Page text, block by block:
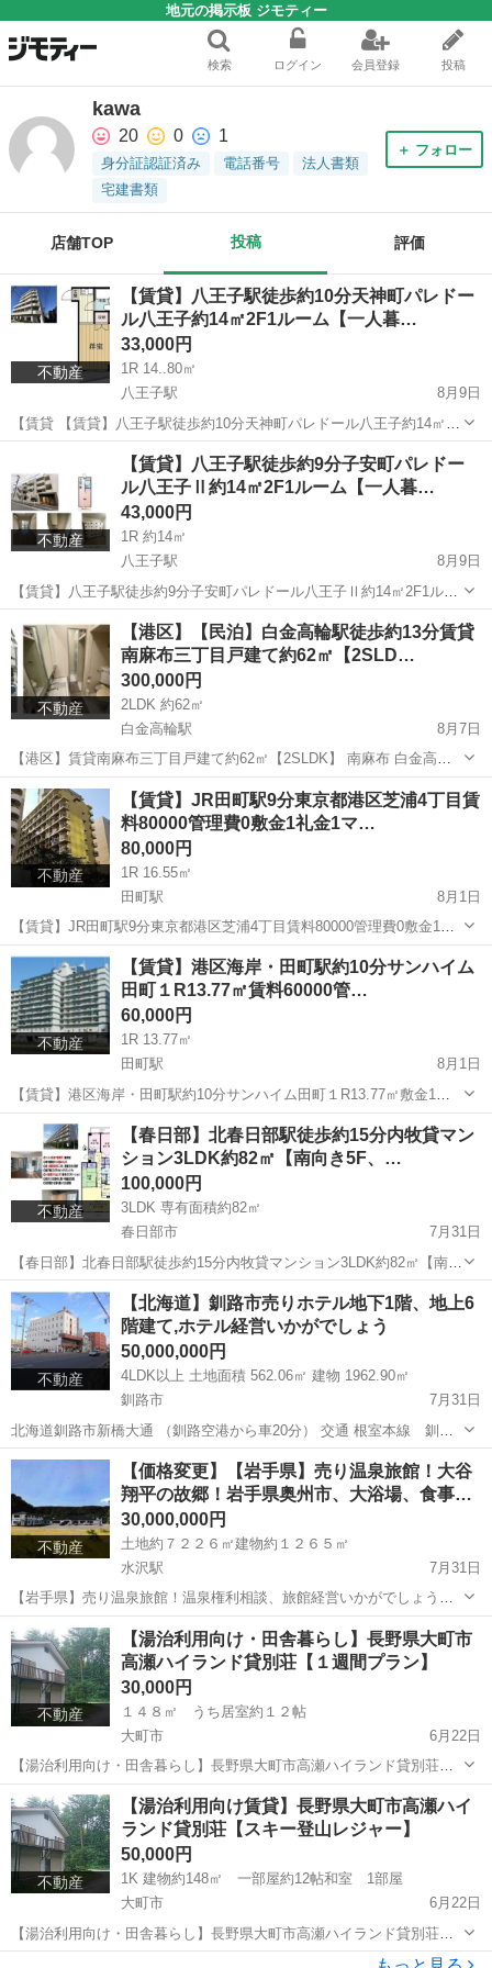
地元の掲示板 ジモティー
検索 ログイン 会員登録 投稿
kawa
20 0 1
身分証認証済み 電話番号
法人書類
宅建書類
＋ フォロー
店舗TOP 投稿 評価
不動産
【賃貸】八王子駅徒歩約10分天神町パレドー
ル八王子約14㎡2F1ルーム【一人暮…
33,000円
1R 14..80㎡
八王子駅
8月9日
【賃貸 【賃貸】八王子駅徒歩約10分天神町パレドール八王子約14㎡
2F1ルーム【一人暮らし】 東京都八王子市天神町 八王子駅徒歩約10分
鉄筋コンクリート造 1R 約14㎡ バストイレユニット ...
八王子市 八王子駅 マンション 徒歩
不動産
【賃貸】八王子駅徒歩約9分子安町パレドー
ル八王子Ⅱ約14㎡2F1ルーム【一人暮…
43,000円
1R 約14㎡
八王子駅
8月9日
【賃貸】八王子駅徒歩約9分子安町パレドール八王子Ⅱ約14㎡2F1ルー
ム【一人暮らし】 東京都八王子市子安町 八王子駅徒歩約9分 鉄筋コン
クリート造 1R 約14㎡ バストイレユニット 電気コンロ ...
東京 八王子市 八王子駅 マンション 徒歩
不動産
【港区】【民泊】白金高輪駅徒歩約13分賃貸
南麻布三丁目戸建て約62㎡【2SLD…
300,000円
2LDK 約62㎡
白金高輪駅
8月7日
【港区】賃貸南麻布三丁目戸建て約62㎡【2SLDK】 南麻布 白金高輪
駅徒歩約13分 麻布十番駅徒歩約15分 2SLDK 約62㎡ 玄関 6帖 4.5帖 バ
ス トイレ 洗面所 階段...
東京 港区 白金高輪駅 マンション 徒歩
不動産
【賃貸】JR田町駅9分東京都港区芝浦4丁目賃
料80000管理費0敷金1礼金1マ…
80,000円
1R 16.55㎡
田町駅
8月1日
【賃貸】JR田町駅9分東京都港区芝浦4丁目賃料80000管理費0敷金1礼
金1マンション JR田町駅約9分 東京都港区芝浦4丁目 マンション 1R 専
有面積16.55㎡ バストイレユニット ...
東京 港区 田町駅 マンション 外国人
不動産
【賃貸】港区海岸・田町駅約10分サンハイム
田町１R13.77㎡賃料60000管…
60,000円
1R 13.77㎡
田町駅
8月1日
【賃貸】港区海岸・田町駅約10分サンハイム田町１R13.77㎡敷金1礼
金１【外国籍相談】 ＪＲ田町駅約10分 東京都港区海岸3丁目 鉄骨鉄筋
コンクリート造 地上１１階建て 1975年4月築 １R 1...
東京 港区 田町駅 マンション 定額制
不動産
【春日部】北春日部駅徒歩約15分内牧貸マン
ション3LDK約82㎡【南向き5F、…
100,000円
3LDK 専有面積約82㎡
春日部市
7月31日
【春日部】北春日部駅徒歩約15分内牧貸マンション3LDK約82㎡【南向
き5F、ペット可】 東武伊勢崎線 北春日部駅徒歩約15分 貸マンション
3LDK 玄関 洋室4.7 洋室7 和...
埼玉 春日部市 マンション 徒歩
不動産
【北海道】釧路市売りホテル地下1階、地上6
階建て,ホテル経営いかがでしょう
50,000,000円
4LDK以上 土地面積 562.06㎡ 建物 1962.90㎡
釧路市
7月31日
北海道釧路市新橋大通 （釧路空港から車20分） 交通 根室本線 釧路
駅より徒歩33分、阿寒バス・くしろバス バス停新橋大通6丁目 徒
歩0分 土地面積 562.06㎡ 170.02坪 建物 ...
北海道 釧路市 中古（マンション/一戸建て） 徒歩
不動産
【価格変更】【岩手県】売り温泉旅館！大谷
翔平の故郷！岩手県奥州市、大浴場、食事…
30,000,000円
土地約７２２６㎡建物約１２６５㎡
水沢駅
7月31日
【岩手県】売り温泉旅館！温泉権利相談、旅館経営いかがでしょう
【収益物件】 岩手県奥州市 ＪＲ東北本線(黒磯～利府・盛岡) 水沢駅
建物7棟 本館フロント、食事処、バー 宿泊棟×４(１９客室) 大浴場
ボ...
岩手 奥州市 水沢駅 その他 物件
不動産
【湯治利用向け・田舎暮らし】長野県大町市
高瀬ハイランド貸別荘【１週間プラン】
30,000円
１４８㎡ うち居室約１２帖
大町市
6月22日
【湯治利用向け・田舎暮らし】長野県大町市高瀬ハイランド貸別荘
【１週間より貸出】 長野県大町市平高瀬ハイランド 建物約148㎡ ２
階建 募集中！2026年9月 https://youtu.be/Nc22oT...
長野 大町市 その他 別荘
不動産
【湯治利用向け賃貸】長野県大町市高瀬ハイ
ランド貸別荘【スキー登山レジャー】
50,000円
1K 建物約148㎡ 一部屋約12帖和室 1部屋
大町市
6月22日
【湯治利用向け・田舎暮らし】長野県大町市高瀬ハイランド貸別荘
【スキー登山レジャー】 長野県大町市平高瀬ハイランド 建物約148